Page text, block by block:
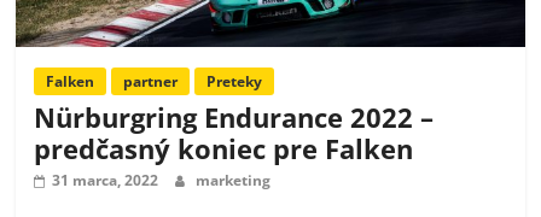
Falken partner Preteky
Nürburgring Endurance 2022 –
predčasný koniec pre Falken
31 marca, 2022 marketing